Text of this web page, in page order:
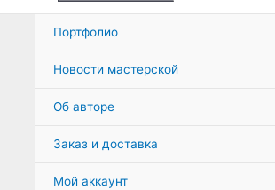
Портфолио
Новости мастерской
Об авторе
Заказ и доставка
Мой аккаунт